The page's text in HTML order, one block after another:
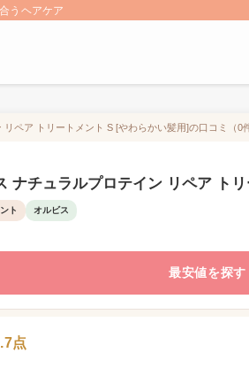
うヘアケア
ペア トリートメント S [やわらかい髪用]の口コミ（0
ナチュラルプロテイン リペア ト
ト オルビス
最安値を探す
点